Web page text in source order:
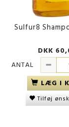
Sulfur8
DKK
ANTAL
LÆG I
Tilføj